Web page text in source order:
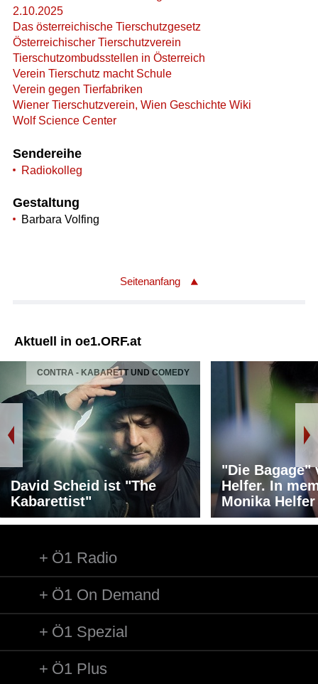
2.10.2025
Das österreichische Tierschutzgesetz
Österreichischer Tierschutzverein
Tierschutzombudsstellen in Österreich
Verein Tierschutz macht Schule
Verein gegen Tierfabriken
Wiener Tierschutzverein, Wien Geschichte Wiki
Wolf Science Center
Sendereihe
Radiokolleg
Gestaltung
Barbara Volfing
Seitenanfang
Aktuell in oe1.ORF.at
CONTRA - KABARETT UND COMEDY
David Scheid ist "The
Kabarettist"
"Die Bagage"
Helfer. In
Monika Helfer
Ö1 Radio
Ö1 On Demand
Ö1 Spezial
Ö1 Plus